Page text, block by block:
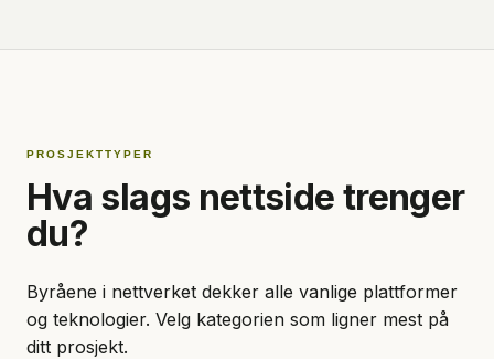
PROSJEKTTYPER
Hva slags nettside trenger
du?
Byråene i nettverket dekker alle vanlige plattformer
og teknologier. Velg kategorien som ligner mest på
ditt prosjekt.